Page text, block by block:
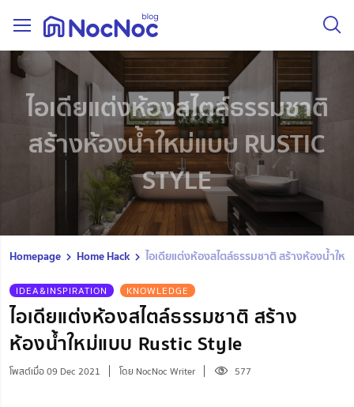
ไอเดียแต่งห้องสไตล์ธรรมชาติ
สร้างห้องน้ำใหม่แบบ RUSTIC
STYLE
Homepage Home Hack ไอเดียแต่งห้องสไตล์ธรรมชาติ สร้างห้องน้ำให
IDEA&INSPIRATION KNOWLEDGE
ไอเดียแต่งห้องสไตล์ธรรมชาติ สร้าง
ห้องน้ำใหม่แบบ Rustic Style
โพสต์เมื่อ 09 Dec 2021 โดย NocNoc Writer 577